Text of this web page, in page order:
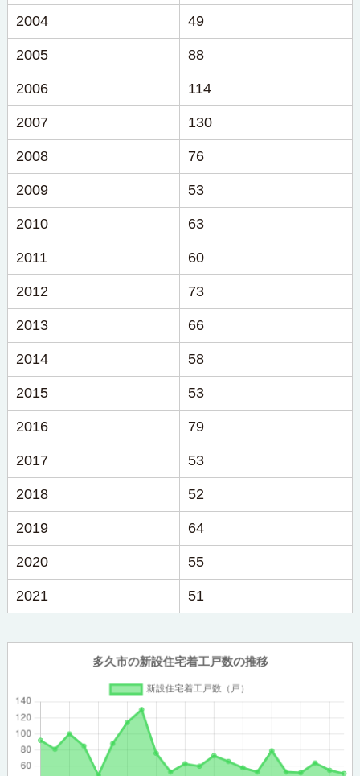
2004 49
2005 88
2006 114
2007 130
2008 76
2009 53
2010 63
2011 60
2012 73
2013 66
2014 58
2015 53
2016 79
2017 53
2018 52
2019 64
2020 55
2021 51